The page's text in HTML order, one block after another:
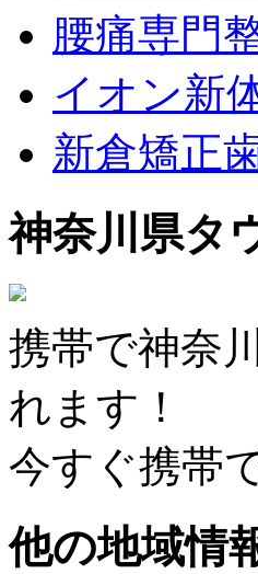
腰痛専門
イオン新
新倉矯正
神奈川県タ
携帯で神奈
れます！
今すぐ携帯
他の地域情